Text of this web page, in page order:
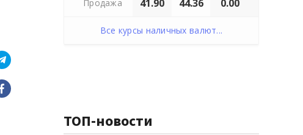
Продажа 41.90 44.36 0.00
Все курсы наличных валют...
ТОП-новости